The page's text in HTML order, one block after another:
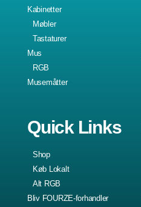
Kabinetter
Møbler
Tastaturer
Mus
RGB
Musemåtter
Quick Links
Shop
Køb Lokalt
Alt RGB
Bliv FOURZE-forhandler